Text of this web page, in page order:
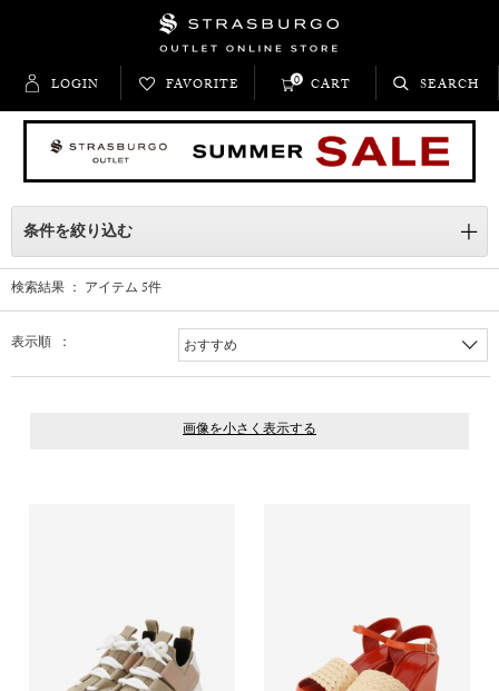
LOGIN FAVORITE CART
0 SEARCH
条件を絞り込む
検索結果 ： アイテム 5件
表示順 ：